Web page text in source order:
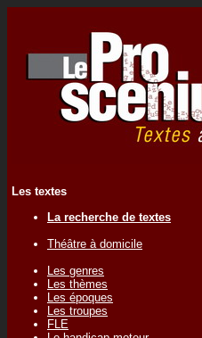
Les textes
La recherche de textes
Théâtre à domicile
Les genres
Les thèmes
Les époques
Les troupes
FLE